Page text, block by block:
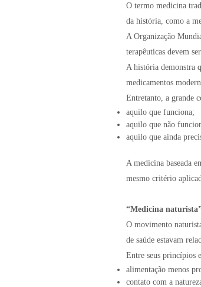
O termo medicina
da história, como a
A Organização
terapêuticas devem
A história demonstra
medicamentos
Entretanto, a grande
aquilo que funciona;
aquilo que não
aquilo que ainda
A medicina baseada
mesmo critério
“Medicina
O movimento
de saúde estavam
Entre seus princípios
alimentação menos
contato com a